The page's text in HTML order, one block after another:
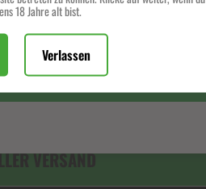
VERSAND
18 Jahre alt bist.
Verlassen